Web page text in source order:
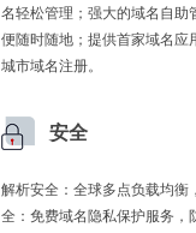
名轻松管理；强大的域名自
便随时随地；提供首家域名应
城市域名注册。
安全
解析安全：全球多点负载均
全：免费域名隐私保护服务，